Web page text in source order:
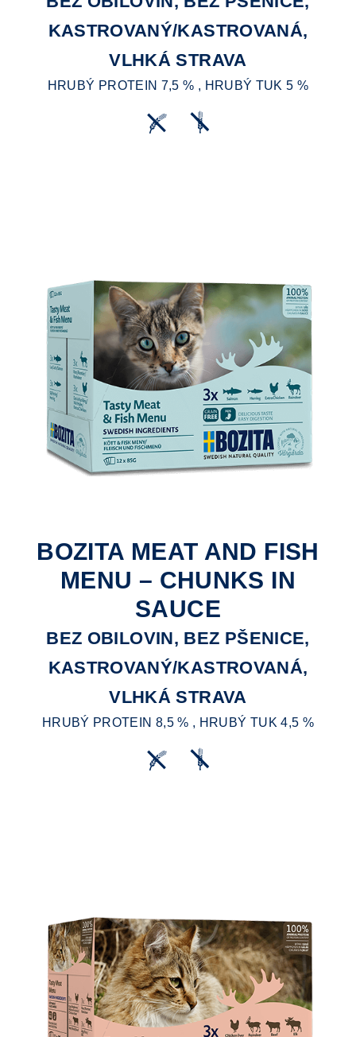
KASTROVANÝ/KASTROVANÁ,
VLHKÁ STRAVA
HRUBÝ PROTEIN 7,5 % , HRUBÝ TUK 5 %
BOZITA MEAT AND FISH
MENU – CHUNKS IN
SAUCE
BEZ OBILOVIN, BEZ PŠENICE,
KASTROVANÝ/KASTROVANÁ,
VLHKÁ STRAVA
HRUBÝ PROTEIN 8,5 % , HRUBÝ TUK 4,5 %